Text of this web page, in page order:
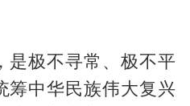
是极不寻常、极不平
筹中华民族伟大复兴